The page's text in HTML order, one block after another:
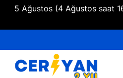
5 Ağustos (4 Ağustos saat
atla